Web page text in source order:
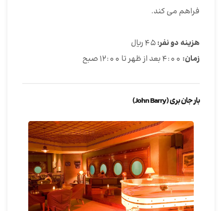
فراهم می کند.
هزینه دو نفر:
زمان:
بار جان بری (John Barry)